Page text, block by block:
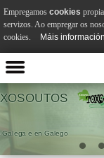
Empregamos cookies
servizos. Ao empregar os
cookies.
Máis información